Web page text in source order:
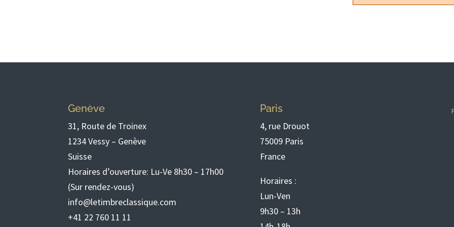
Genève
31, Route de Troinex
1234 Vessy – Genève
Suisse
Horaires d’ouverture: Lu-Ve 8h30 – 17h00
(Sur rendez-vous)
info@letimbreclassique.com
+41 22 760 11 11
Paris
4, rue Drouot
75009 Paris
France
Horaires :
Lun-Ven
9h30 – 13h